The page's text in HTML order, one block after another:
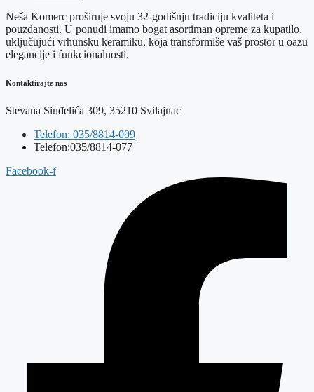
Neša Komerc proširuje svoju 32-godišnju tradiciju kvaliteta i
pouzdanosti. U ponudi imamo bogat asortiman opreme za kupatilo,
uključujući vrhunsku keramiku, koja transformiše vaš prostor u oazu
elegancije i funkcionalnosti.
Kontaktirajte nas
Stevana Sinđelića 309, 35210 Svilajnac
Telefon: 035/8814-099
Telefon:035/8814-077
Facebook-f